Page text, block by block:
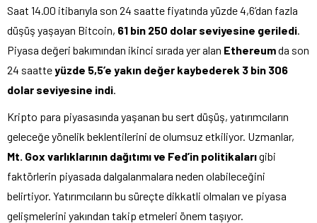
Saat 14.00 itibarıyla son 24 saatte fiyatında yüzde 4,6’dan fazla
düşüş yaşayan Bitcoin, 61 bin 250 dolar seviyesine geriledi
Piyasa değeri bakımından ikinci sırada yer alan Ethereumda son
24 saatteyüzde 5,5’e yakın değer kaybederek 3 bin 306
dolar seviyesine indi
Kripto para piyasasında yaşanan bu sert düşüş, yatırımcıların
geleceğe yönelik beklentilerini de olumsuz etkiliyor. Uzmanlar,
Mt. Gox varlıklarının dağıtımı ve Fed’in politikalarıgibi
faktörlerin piyasada dalgalanmalara neden olabileceğini
belirtiyor. Yatırımcıların bu süreçte dikkatli olmaları ve piyasa
gelişmelerini yakından takip etmeleri önem taşıyor.